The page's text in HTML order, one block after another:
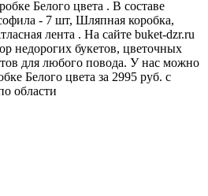
Белого цвета . В составе
- 7 шт, Шляпная коробка,
лента . На сайте buket-dzr.ru
недорогих букетов, цветочных
для любого повода. У нас можно
Белого цвета за 2995 руб. с
области